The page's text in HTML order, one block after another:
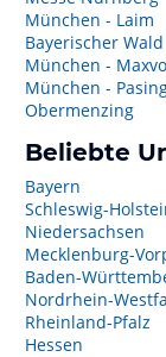
München - Laim
Bayerischer Wald
München -
München -
Obermenzing
Beliebte
Bayern
Schleswig-
Niedersachsen
Mecklenburg-
Baden-
Nordrhein-
Rheinland-Pfalz
Hessen